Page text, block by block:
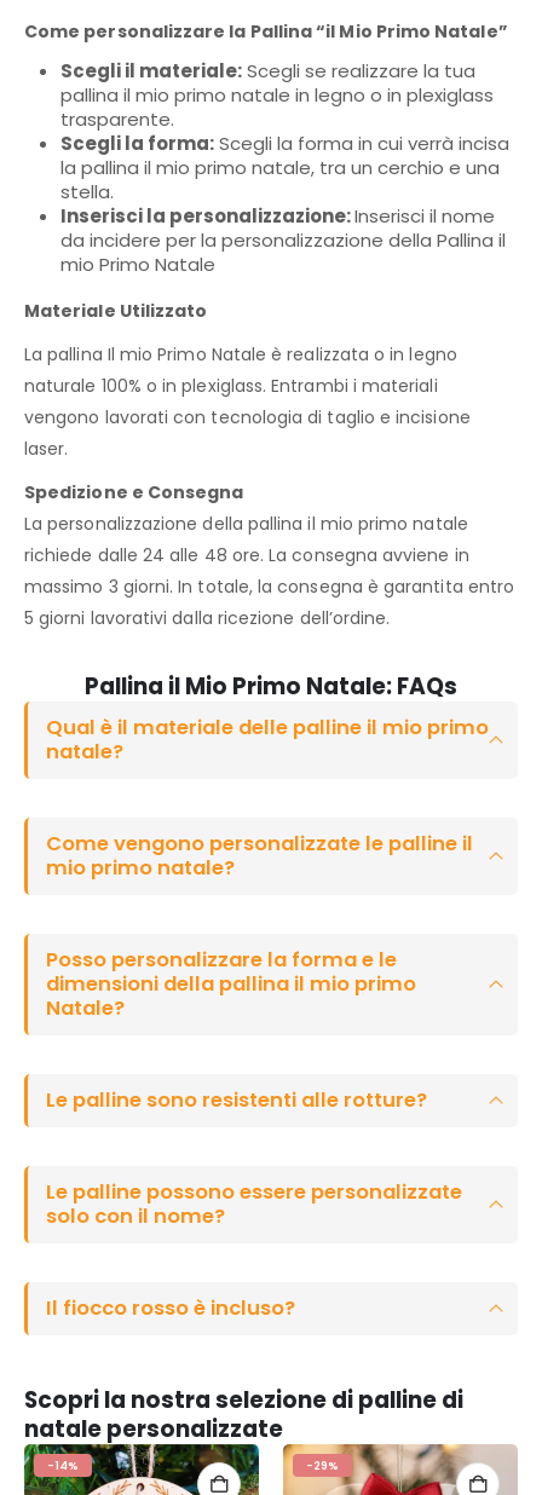
Come personalizzare la Pallina “il Mio Primo Natale”
Scegli il materiale:Scegli se realizzare la tua
pallina il mio primo natale in legno o in plexiglass
trasparente.
Scegli la forma:Scegli la forma in cui verrà incisa
la pallina il mio primo natale, tra un cerchio e una
stella.
Inserisci la personalizzazione:Inserisci il nome
da incidere per la personalizzazione della Pallina il
mio Primo Natale
Materiale Utilizzato
La pallina Il mio Primo Natale è realizzata o in legno
naturale 100% o in plexiglass. Entrambi i materiali
vengono lavorati con tecnologia di taglio e incisione
laser.
Spedizione e Consegna
La personalizzazione della pallina il mio primo natale
richiede dalle 24 alle 48 ore. La consegna avviene in
massimo 3 giorni. In totale, la consegna è garantita entro
5 giorni lavorativi dalla ricezione dell’ordine.
Pallina il Mio Primo Natale: FAQs
Qual è il materiale delle palline il mio primo
natale?
Come vengono personalizzate le palline il
mio primo natale?
Posso personalizzare la forma e le
dimensioni della pallina il mio primo
Natale?
Le palline sono resistenti alle rotture?
Le palline possono essere personalizzate
solo con il nome?
Il fiocco rosso è incluso?
Scopri la nostra selezione di palline di
natale personalizzate
-14% -29%